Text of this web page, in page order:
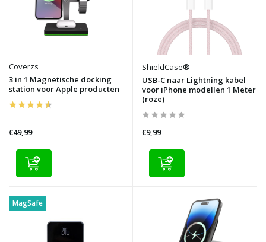
Coverzs
3 in 1 Magnetische docking
station voor Apple producten
€49,99
ShieldCase®
USB-C naar Lightning kabel
voor iPhone modellen 1 Meter
(roze)
€9,99
MagSafe